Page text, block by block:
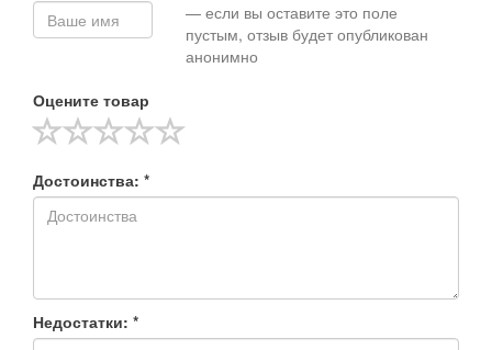
— если вы оставите это поле
пустым, отзыв будет опубликован
анонимно
Оцените товар
Достоинства: *
Недостатки: *